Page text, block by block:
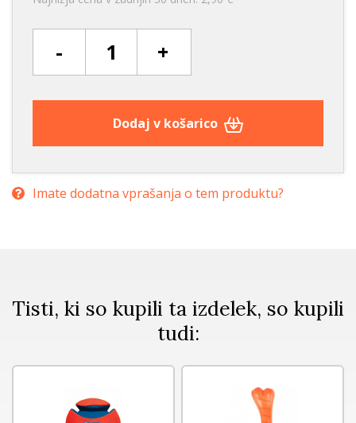
- +
Dodaj v košarico
Imate dodatna vprašanja o tem produktu?
Tisti, ki so kupili ta izdelek, so kupili
tudi: